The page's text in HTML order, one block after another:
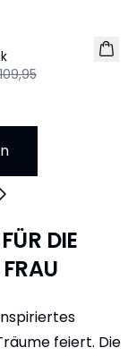
DIE
feiert. Die